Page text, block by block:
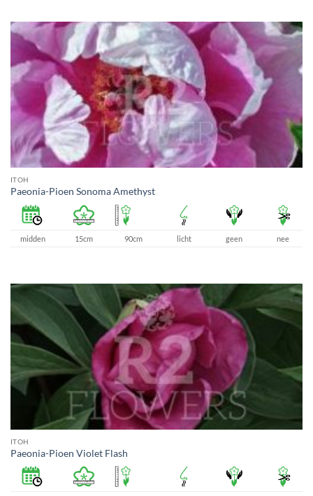
ITOH
Paeonia-Pioen Sonoma Amethyst
midden 15cm 90cm licht geen nee
ITOH
Paeonia-Pioen Violet Flash